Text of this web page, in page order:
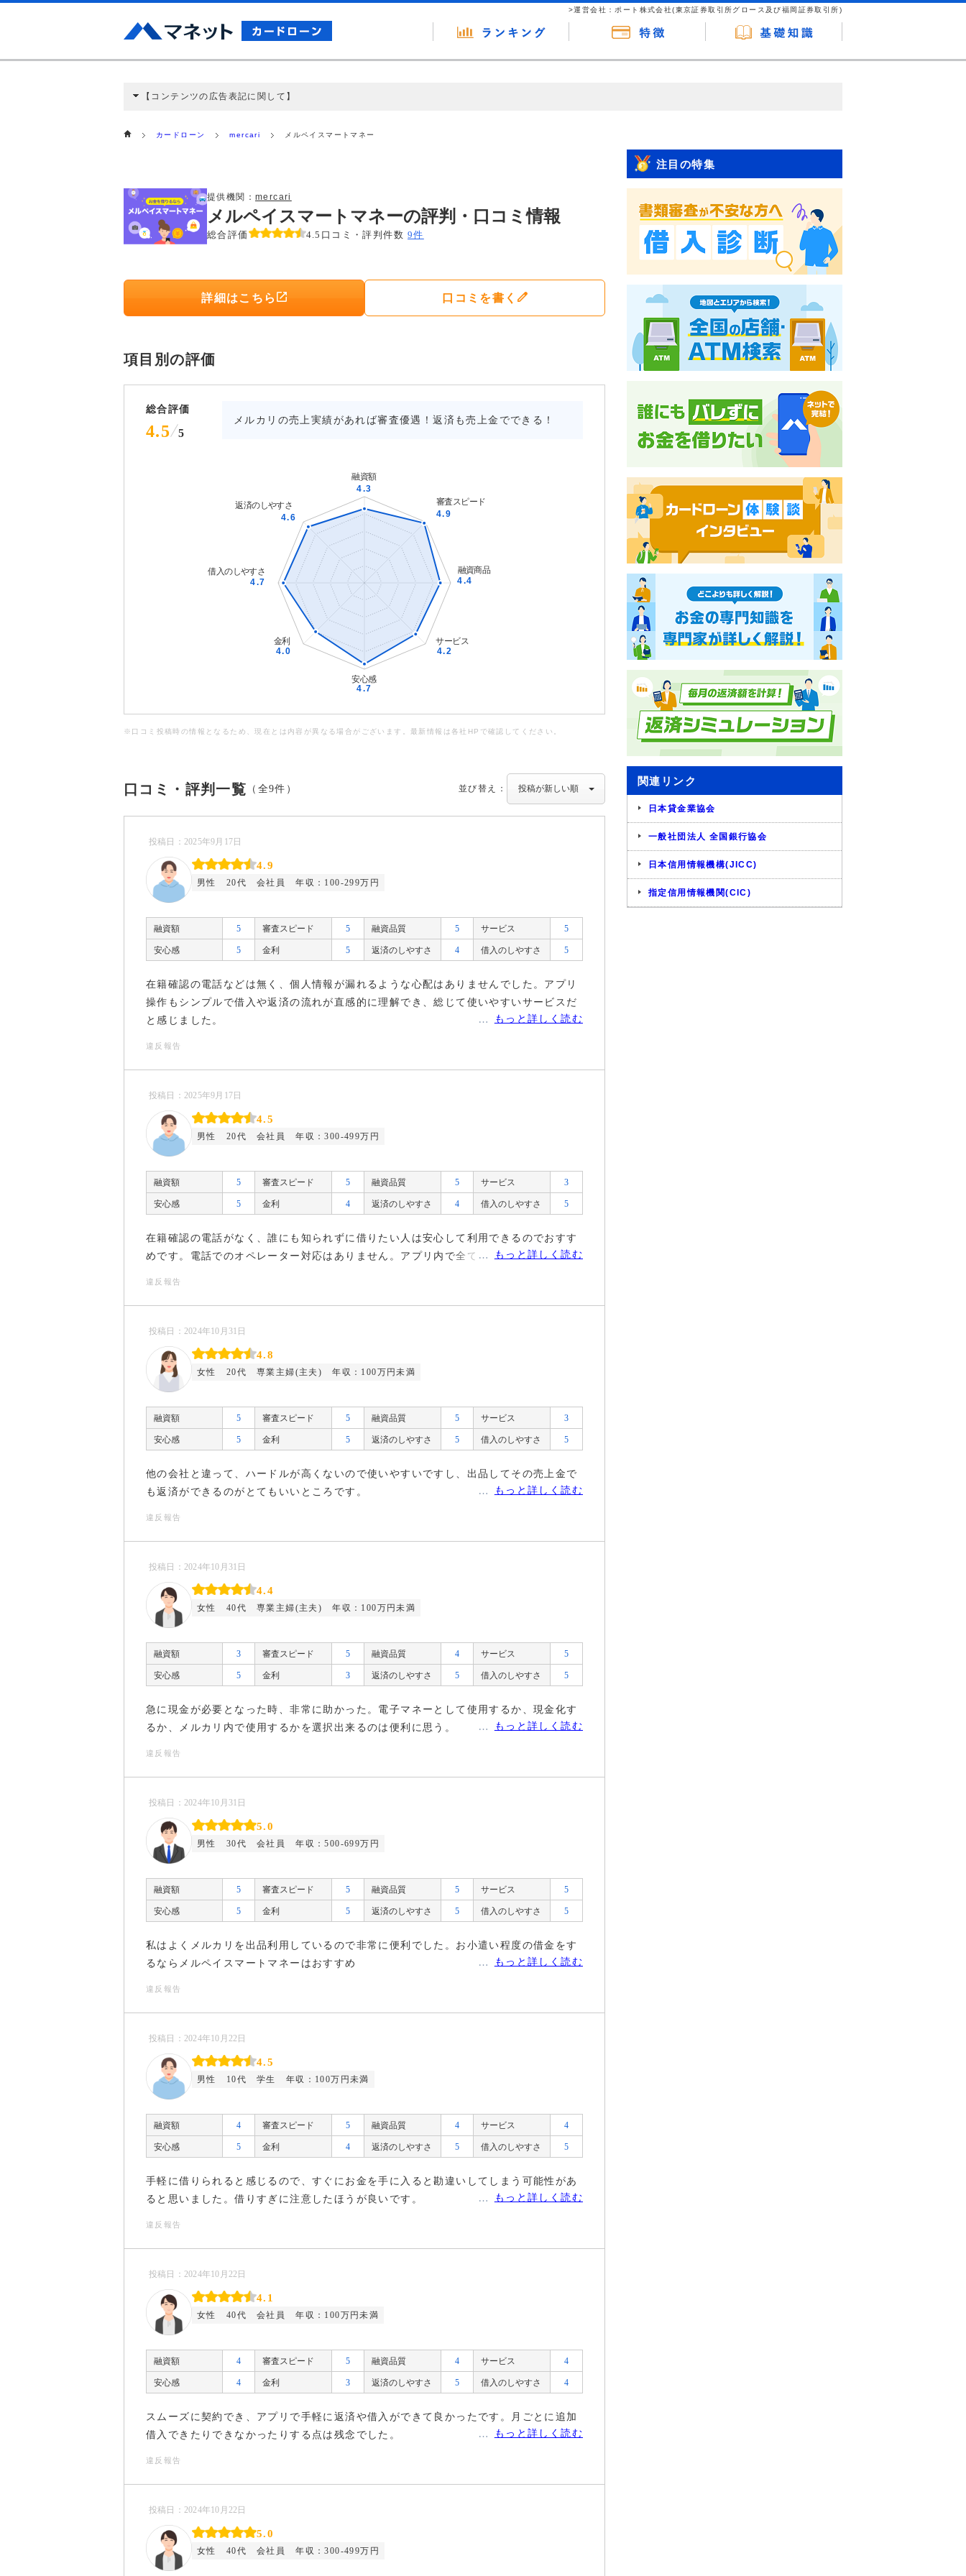
>運営会社：ポート株式会社(東京証券取引所グロース及び福岡証券取引所)
【コンテンツの広告表記に関して】
ミ収集などに基づき、公平性を担保した情報提供を行っています。
カードローン mercari メルペイスマートマネー
提供機関： mercari
メルペイスマートマネーの評判・口コミ情報
総合評価 4.5 口コミ・評判件数 9件
詳細はこちら 口コミを書く
項目別の評価
総合評価
4.5 5
メルカリの売上実績があれば審査優遇！返済も売上金でできる！
※口コミ投稿時の情報となるため、現在とは内容が異なる場合がございます。最新情報は各社HPで確認してください。
口コミ・評判一覧 （全9件） 並び替え：
投稿日：2025年9月17日
4.9
男性 20代 会社員 年収：100-299万円
融資額 5 審査スピード 5 融資品質 5 サービス 5
安心感 5 金利 5 返済のしやすさ 4 借入のしやすさ 5
在籍確認の電話などは無く、個人情報が漏れるような心配はありませんでした。アプリ
操作もシンプルで借入や返済の流れが直感的に理解でき、総じて使いやすいサービスだ
と感じました。
もっと詳しく読む
違反報告
投稿日：2025年9月17日
4.5
男性 20代 会社員 年収：300-499万円
融資額 5 審査スピード 5 融資品質 5 サービス 3
安心感 5 金利 4 返済のしやすさ 4 借入のしやすさ 5
在籍確認の電話がなく、誰にも知られずに借りたい人は安心して利用できるのでおすす
めです。電話でのオペレーター対応はありません。アプリ内で全て完結できます。
もっと詳しく読む
違反報告
投稿日：2024年10月31日
4.8
女性 20代 専業主婦(主夫) 年収：100万円未満
融資額 5 審査スピード 5 融資品質 5 サービス 3
安心感 5 金利 5 返済のしやすさ 5 借入のしやすさ 5
他の会社と違って、ハードルが高くないので使いやすいですし、出品してその売上金で
も返済ができるのがとてもいいところです。
もっと詳しく読む
違反報告
投稿日：2024年10月31日
4.4
女性 40代 専業主婦(主夫) 年収：100万円未満
融資額 3 審査スピード 5 融資品質 4 サービス 5
安心感 5 金利 3 返済のしやすさ 5 借入のしやすさ 5
急に現金が必要となった時、非常に助かった。電子マネーとして使用するか、現金化す
るか、メルカリ内で使用するかを選択出来るのは便利に思う。
もっと詳しく読む
違反報告
投稿日：2024年10月31日
5.0
男性 30代 会社員 年収：500-699万円
融資額 5 審査スピード 5 融資品質 5 サービス 5
安心感 5 金利 5 返済のしやすさ 5 借入のしやすさ 5
私はよくメルカリを出品利用しているので非常に便利でした。お小遣い程度の借金をす
るならメルペイスマートマネーはおすすめ
もっと詳しく読む
違反報告
投稿日：2024年10月22日
4.5
男性 10代 学生 年収：100万円未満
融資額 4 審査スピード 5 融資品質 4 サービス 4
安心感 5 金利 4 返済のしやすさ 5 借入のしやすさ 5
手軽に借りられると感じるので、すぐにお金を手に入ると勘違いしてしまう可能性があ
ると思いました。借りすぎに注意したほうが良いです。
もっと詳しく読む
違反報告
投稿日：2024年10月22日
4.1
女性 40代 会社員 年収：100万円未満
融資額 4 審査スピード 5 融資品質 4 サービス 4
安心感 4 金利 3 返済のしやすさ 5 借入のしやすさ 4
スムーズに契約でき、アプリで手軽に返済や借入ができて良かったです。月ごとに追加
借入できたりできなかったりする点は残念でした。
もっと詳しく読む
違反報告
投稿日：2024年10月22日
5.0
女性 40代 会社員 年収：300-499万円
注目の特集
関連リンク
日本貸金業協会
一般社団法人 全国銀行協会
日本信用情報機構(JICC)
指定信用情報機関(CIC)